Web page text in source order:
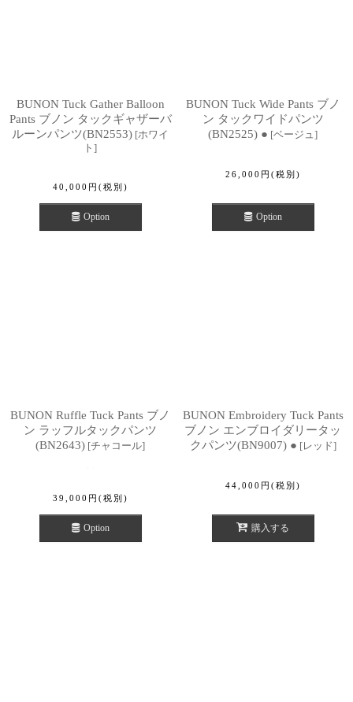
BUNON Tuck Gather Balloon
Pants ブノン タックギャザーバ
ルーンパンツ(BN2553) [ホワイ
ト ]
40,000 円 (税別)
Option
BUNON Tuck Wide Pants ブノ
ン タックワイドパンツ
(BN2525) ● [ベージュ ]
26,000 円 (税別)
Option
BUNON Ruffle Tuck Pants ブノ
ン ラッフルタックパンツ
(BN2643) [チャコール]
39,000 円 (税別)
Option
BUNON Embroidery Tuck Pants
ブノン エンブロイダリータッ
クパンツ(BN9007) ● [レッド]
44,000 円 (税別)
購入する